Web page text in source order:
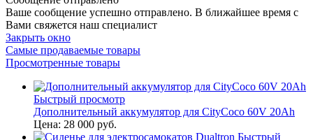
Ваше сообщение успешно отправлено. В ближайшее время с
Вами свяжется наш специалист
Закрыть окно
Самые продаваемые товары
Просмотренные товары
Быстрый просмотр
Дополнительный аккумулятор для CityCoco 60V 20Ah
Цена: 28 000 руб.
Быстрый